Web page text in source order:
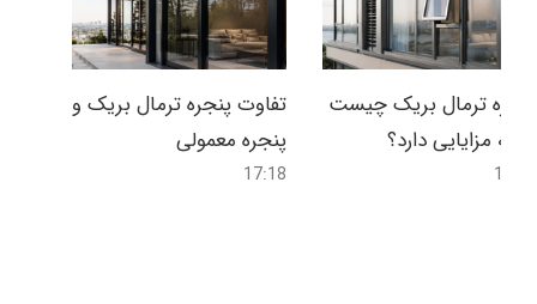
تفاوت پنجره ترمال بریک و
پنجره معمولی
17:18
پنجره ترمال بریک چیست
و چه مزایایی دارد؟
16:58